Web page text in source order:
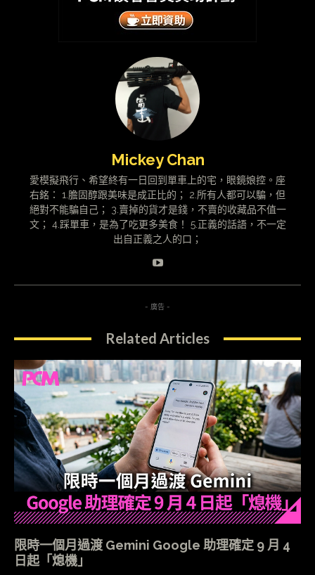
Mickey Chan
愛模擬飛行、希望終有一日回到單車上的宅，眼鏡娘控。座
右銘： 1.膽固醇跟美味是成正比的； 2.所有人都可以騙，但
絕對不能騙自己； 3.賣掉的貨才是錢，不賣的收藏品不值一
文； 4.踩單車，是為了吃更多美食！ 5.正義的話語，不一定
出自正義之人的口；
- 廣告 -
Related Articles
限時一個月過渡 Gemini Google 助理確定 9 月 4
日起「熄機」